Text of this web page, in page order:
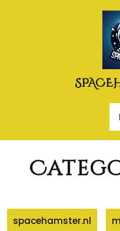
spacehamster.nl